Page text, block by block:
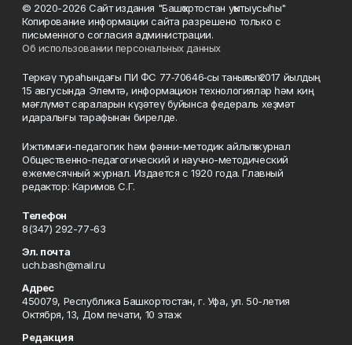
© 2020-2026 Сайт издания "Башҡортостан уҡытыусыһы"
Копирование информации сайта разрешено только с
письменного согласия администрации.
Об использовании персональных данных
Теркәү тураһындағы ПИ ФС 77‑70646‑сы таныҡлыҡ 2017 йылдың
15 авгусында Элемтә, информацион технологиялар һәм киң
мәғлүмәт сараларын күҙәтеү буйынса федераль хеҙмәт
идаралығы тарафынан бирелде.
Ижтимағи-педагогик һәм фәнни-методик айлыҡ журнал
Общественно-педагогический и научно-методический
ежемесячный журнал. Издается с 1920 года. Главный
редактор: Каримов С.Г.
Телефон
8(347) 292-77-63
Эл. почта
uch.bash@mail.ru
Адрес
450079, Республика Башкортостан, г. Уфа, ул. 50-летия
Октября, 13, Дом печати, 10 этаж
Редакция